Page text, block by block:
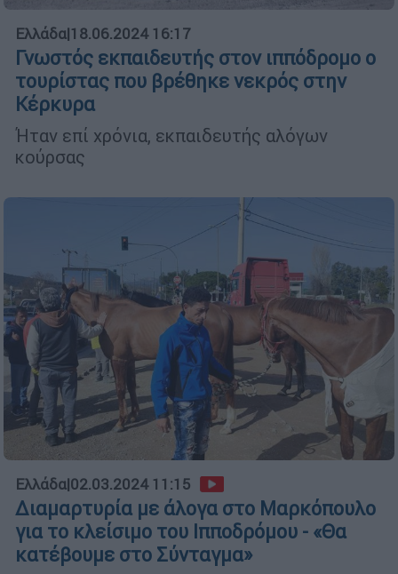
Ελλάδα|18.06.2024 16:17
Γνωστός εκπαιδευτής στον ιππόδρομο ο
τουρίστας που βρέθηκε νεκρός στην
Κέρκυρα
Ήταν επί χρόνια, εκπαιδευτής αλόγων
κούρσας
Ελλάδα|02.03.2024 11:15
Διαμαρτυρία με άλογα στο Μαρκόπουλο
για το κλείσιμο του Ιπποδρόμου - «Θα
κατέβουμε στο Σύνταγμα»